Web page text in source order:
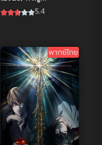
ภัยสัตว์สูญ5.4
พากย์ไทย